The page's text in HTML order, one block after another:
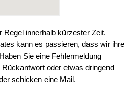
Regel innerhalb kürzester Zeit.
kann es passieren, dass wir ihre
Sie eine Fehlermeldung
oder etwas dringend
schicken eine Mail.